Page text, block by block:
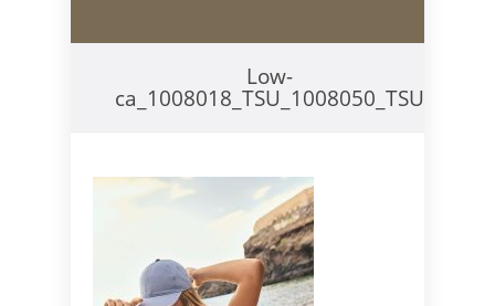
Low-
ca_1008018_TSU_1008050_TSU